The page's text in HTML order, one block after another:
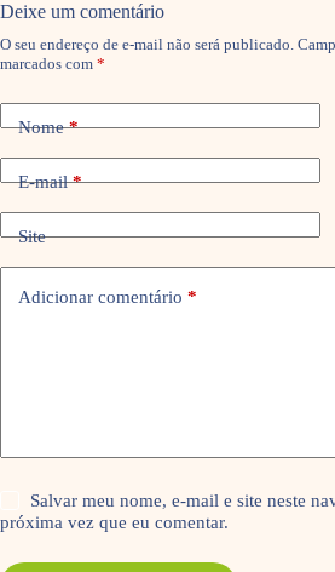
Deixe um comentário
O seu endereço de e-mail não será publicado.
marcados com *
Nome*
E-mail*
Site
Adicionar comentário *
Salvar meu nome, e-mail e site neste
próxima vez que eu comentar.